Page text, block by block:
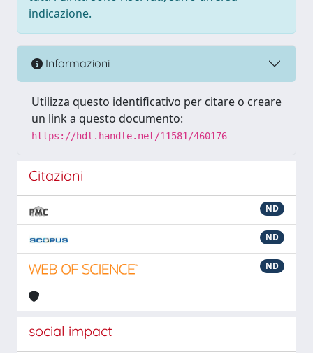
indicazione.
Informazioni
Utilizza questo identificativo per citare o creare
un link a questo documento:
https://hdl.handle.net/11581/460176
Citazioni
ND
ND
ND
social impact